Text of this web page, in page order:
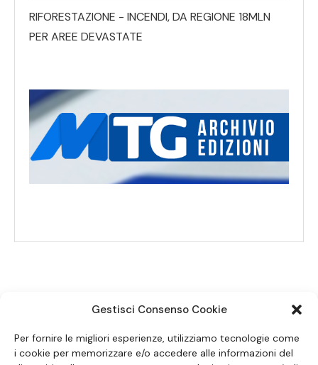
Gestisci Consenso Cookie
Per fornire le migliori esperienze, utilizziamo tecnologie come
i cookie per memorizzare e/o accedere alle informazioni del
RIFORESTAZIONE - INCENDI, DA REGIONE 18MLN
PER AREE DEVASTATE
SEGUICI SUI SOCIAL